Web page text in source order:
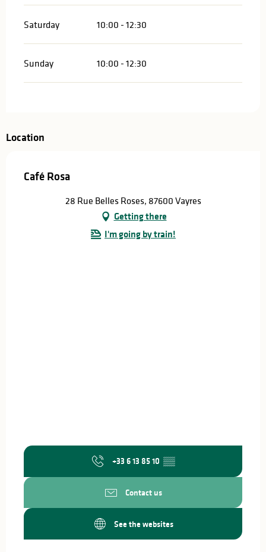
Saturday 10:00 - 12:30
Sunday 10:00 - 12:30
Location
Café Rosa
28 Rue Belles Roses, 87600 Vayres
Getting there
I'm going by train!
+33 6 13 85 10 ▒▒
Contact us
See the websites